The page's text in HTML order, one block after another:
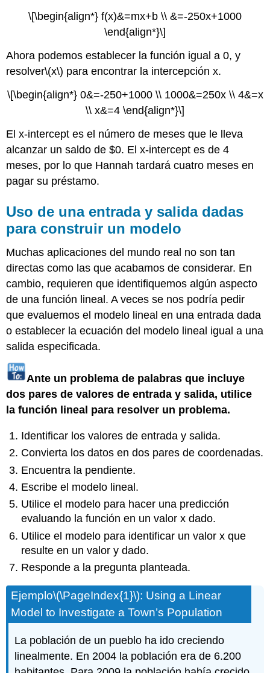
\[\begin{align*} f(x)&=mx+b \\ &=-250x+1000
\end{align*}\]
Ahora podemos establecer la función igual a 0, y
resolver\(x\) para encontrar la intercepción x.
\[\begin{align*} 0&=-250+1000 \\ 1000&=250x \\ 4&=x
\\ x&=4 \end{align*}\]
El x-intercept es el número de meses que le lleva
alcanzar un saldo de $0. El x-intercept es de 4
meses, por lo que Hannah tardará cuatro meses en
pagar su préstamo.
Uso de una entrada y salida dadas
para construir un modelo
Muchas aplicaciones del mundo real no son tan
directas como las que acabamos de considerar. En
cambio, requieren que identifiquemos algún aspecto
de una función lineal. A veces se nos podría pedir
que evaluemos el modelo lineal en una entrada dada
o establecer la ecuación del modelo lineal igual a una
salida especificada.
Ante un problema de palabras que incluye
dos pares de valores de entrada y salida, utilice
la función lineal para resolver un problema.
Identificar los valores de entrada y salida.
Convierta los datos en dos pares de coordenadas.
Encuentra la pendiente.
Escribe el modelo lineal.
Utilice el modelo para hacer una predicción
evaluando la función en un valor x dado.
Utilice el modelo para identificar un valor x que
resulte en un valor y dado.
Responde a la pregunta planteada.
Ejemplo\(\PageIndex{1}\): Using a Linear
Model to Investigate a Town’s Population
La población de un pueblo ha ido creciendo
linealmente. En 2004 la población era de 6.200